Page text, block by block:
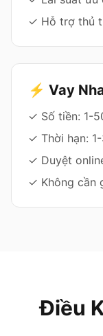
✓ Hỗ trợ thủ
⚡ Vay
✓ Số tiền: 1-
✓ Thời hạn:
✓ Duyệt
✓ Không cần
Điều